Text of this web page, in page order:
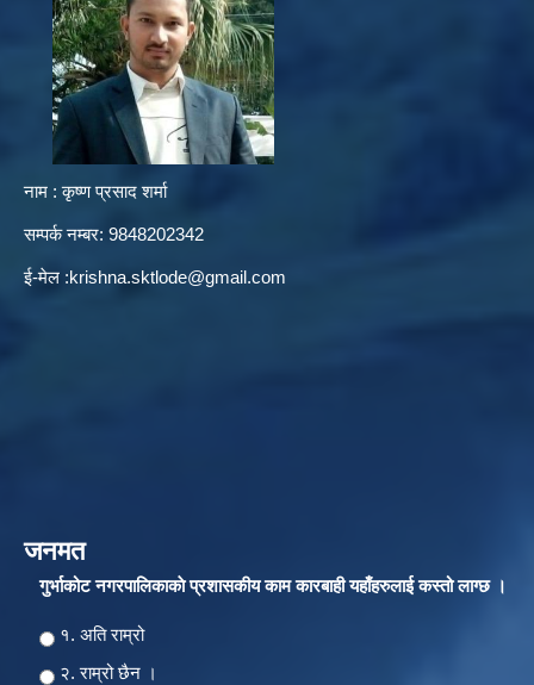
नाम : कृष्ण प्रसाद शर्मा
सम्पर्क नम्बर: 9848202342
ई-मेल :krishna.sktlode@gmail.com
जनमत
गुर्भाकोट नगरपालिकाकाे प्रशासकीय काम कारबाही यहाँहरुलाई कस्तो लाग्छ ।
Choices
१. अति राम्रो
२‍‍. राम्रो छैन ।